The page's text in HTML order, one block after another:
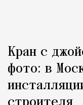
Кран с
фото: в